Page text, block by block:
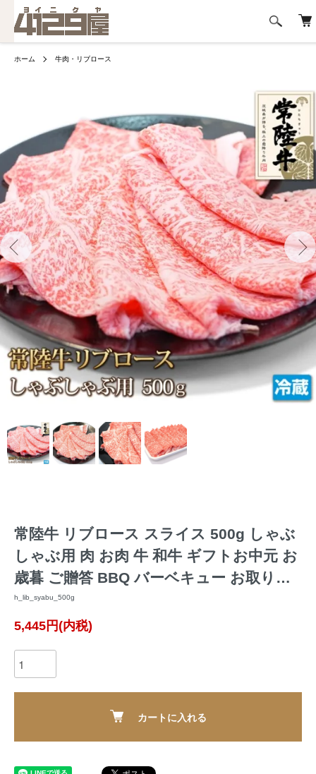
ホーム 牛肉・リブロース
常陸牛 リブロース スライス 500g しゃぶ
しゃぶ用 肉 お肉 牛 和牛 ギフトお中元 お
歳暮 ご贈答 BBQ バーベキュー お取り寄
せ グルメ 冷蔵 すき焼き
h_lib_syabu_500g
5,445円(内税)
カートに入れる